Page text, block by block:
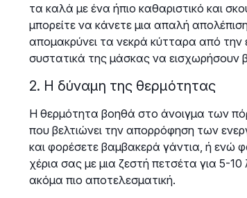
τα καλά με ένα ήπιο καθαριστικό και
μπορείτε να κάνετε μια απαλή
απομακρύνει τα νεκρά κύτταρα από την
συστατικά της μάσκας να εισχωρήσουν
2. Η δύναμη της θερμότητας
Η θερμότητα βοηθά στο άνοιγμα των
που βελτιώνει την απορρόφηση των
και φορέσετε βαμβακερά γάντια, ή ενώ
χέρια σας με μια ζεστή πετσέτα για 5-
ακόμα πιο αποτελεσματική.